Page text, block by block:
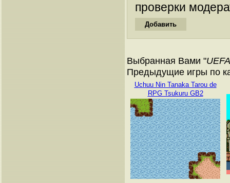
проверки
Выбранная Вами "
Предыдущие игры по
Uchuu Nin Tanaka Tarou de
RPG Tsukuru GB2